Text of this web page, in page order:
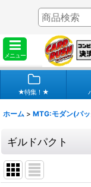
メニュー
★特集！★
ホーム > MTG:モダン(パ
ギルドパクト